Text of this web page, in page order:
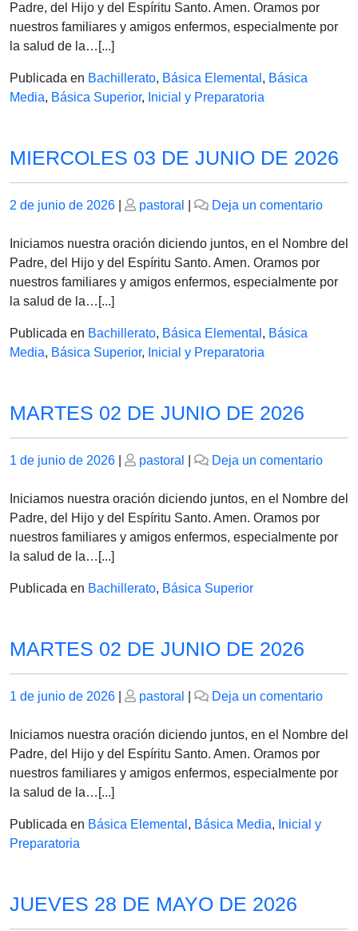
Padre, del Hijo y del Espíritu Santo. Amen. Oramos por
nuestros familiares y amigos enfermos, especialmente por
la salud de la…[...]
Publicada en Bachillerato, Básica Elemental , Básica
Media, Básica Superior, Inicial y Preparatoria
MIERCOLES 03 DE JUNIO DE 2026
Publicado
2 de junio de 2026
Publicado
pastoral Deja un comentarioen
03
Iniciamos nuestra oración diciendo juntos, en el Nombre del
Padre, del Hijo y del Espíritu Santo. Amen. Oramos por
nuestros familiares y amigos enfermos, especialmente por
la salud de la…[...]
Publicada en Bachillerato, Básica Elemental , Básica
Media, Básica Superior, Inicial y Preparatoria
MARTES 02 DE JUNIO DE 2026
Publicado
1 de junio de 2026
Publicado
pastoral Deja un comentarioen
02
Iniciamos nuestra oración diciendo juntos, en el Nombre del
Padre, del Hijo y del Espíritu Santo. Amen. Oramos por
nuestros familiares y amigos enfermos, especialmente por
la salud de la…[...]
Publicada en Bachillerato, Básica Superior
MARTES 02 DE JUNIO DE 2026
Publicado
1 de junio de 2026
Publicado
pastoral Deja un comentarioen
02
Iniciamos nuestra oración diciendo juntos, en el Nombre del
Padre, del Hijo y del Espíritu Santo. Amen. Oramos por
nuestros familiares y amigos enfermos, especialmente por
la salud de la…[...]
Publicada en Básica Elemental , Básica Media, Inicial y
Preparatoria
JUEVES 28 DE MAYO DE 2026